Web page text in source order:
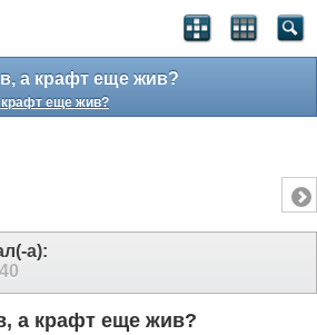
а крафт еще жив?
крафт еще жив?
а):
а крафт еще жив?